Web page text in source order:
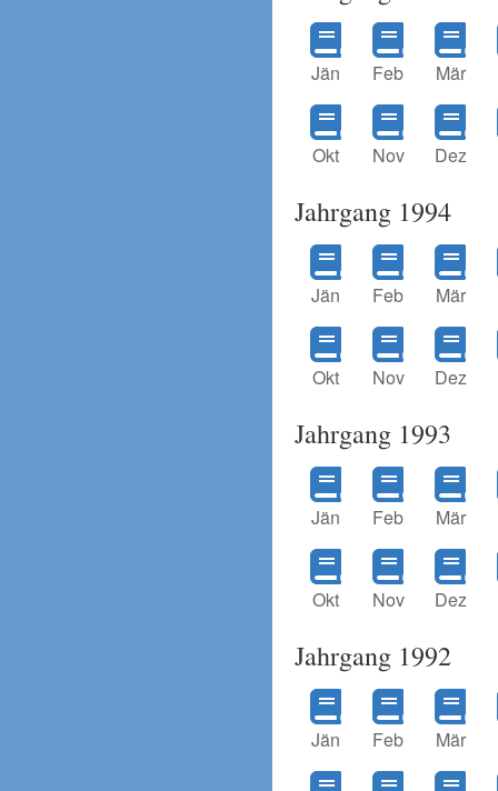
Jän Feb Mär
Okt Nov Dez
Jahrgang 1994
Jän Feb Mär
Okt Nov Dez
Jahrgang 1993
Jän Feb Mär
Okt Nov Dez
Jahrgang 1992
Jän Feb Mär